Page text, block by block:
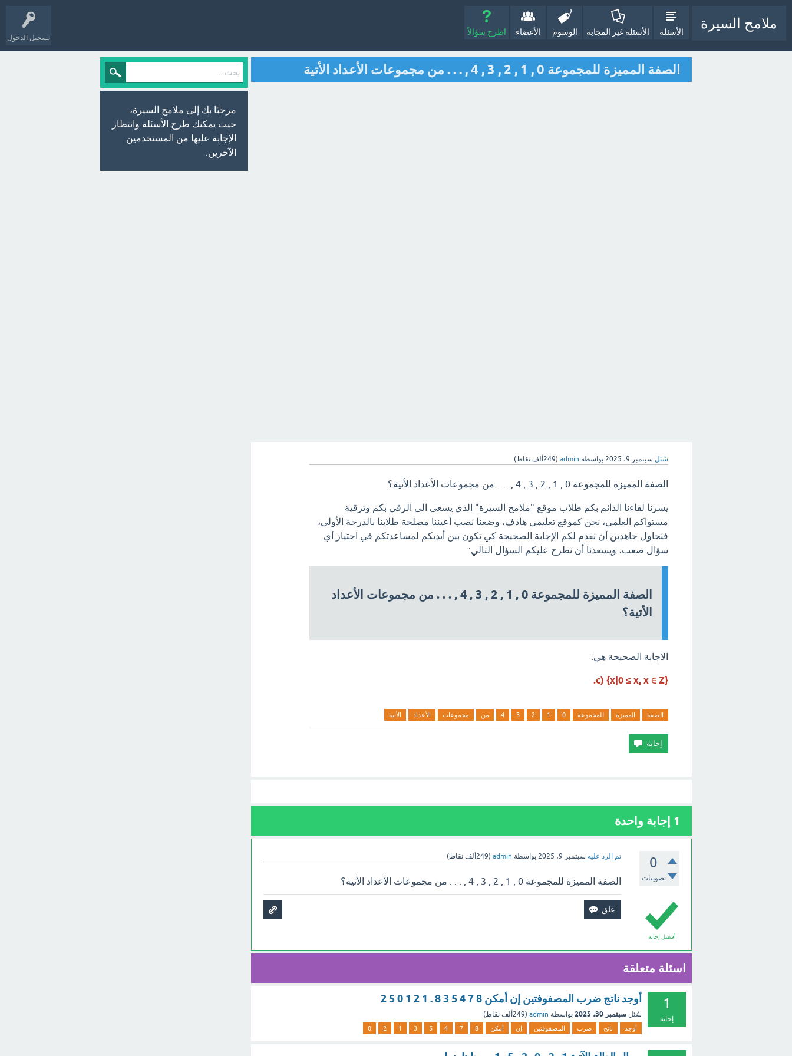
تسجيل الدخول
ملامح السيرة
الأسئلة الأسئلة غير المجابة الوسوم الأعضاء اطرح سؤالاً
الصفة المميزة للمجموعة 0 , 1 , 2 , 3 , 4 , . . . من مجموعات الأعداد الأتية
سُئل سبتمبر 9، 2025 بواسطة admin
(249ألف نقاط)
الصفة المميزة للمجموعة 0 , 1 , 2 , 3 , 4 , . . . من مجموعات الأعداد الأتية؟
يسرنا لقاءنا الدائم بكم طلاب موقع "ملامح السيرة" الذي يسعى الى الرقي بكم وترقية
مستواكم العلمي، نحن كموقع تعليمي هادف، وضعنا نصب أعيننا مصلحة طلابنا بالدرجة الأولى،
فنحاول جاهدين أن نقدم لكم الإجابة الصحيحة كي تكون بين أيديكم لمساعدتكم في اجتياز أي
سؤال صعب، ويسعدنا أن نطرح عليكم السؤال التالي:
الصفة المميزة للمجموعة 0 , 1 , 2 , 3 , 4 , . . . من مجموعات الأعداد
الأتية؟
الاجابة الصحيحة هي:
c) {x|0 ≤ x, x ∈ Z}.
الصفة المميزة للمجموعة 0
1
2
3
4 من مجموعات الأعداد الأتية
1 إجابة واحدة
0
تصويتات
تم الرد عليه سبتمبر 9، 2025 بواسطة admin
(249ألف نقاط)
أفضل إجابة
الصفة المميزة للمجموعة 0 , 1 , 2 , 3 , 4 , . . . من مجموعات الأعداد الأتية؟
اسئلة متعلقة
1
إجابة
أوجد ناتج ضرب المصفوفتين إن أمكن 8 7 4 5 3 8 . 1 2 1 0 5 2
سُئل سبتمبر 30، 2025 بواسطة admin
(249ألف نقاط)
أوجد ناتج ضرب المصفوفتين إن أمكن 8
7
4
5
3
1
2
0
مرحبًا بك إلى ملامح السيرة،
حيث يمكنك طرح الأسئلة وانتظار
الإجابة عليها من المستخدمين
الآخرين.